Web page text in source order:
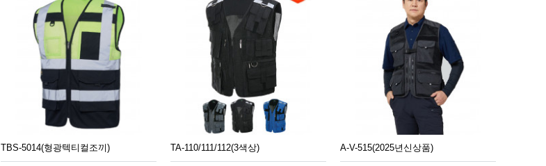
TBS-5014(형광텍티컬조끼) TA-110/111/112(3색상) A-V-515(2025년신상품)